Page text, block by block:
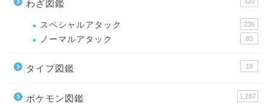
わざ図鑑
スペシャルアタック 236
ノーマルアタック 83
タイプ図鑑 19
ポケモン図鑑 1,287